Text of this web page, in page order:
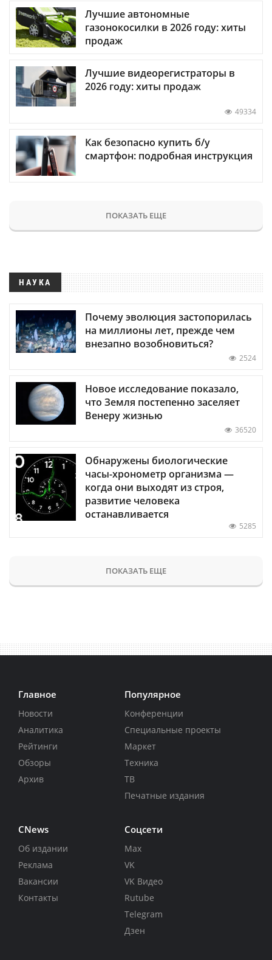
Лучшие автономные
газонокосилки в 2026 году: хиты
продаж
Лучшие видеорегистраторы в
2026 году: хиты продаж
49334
Как безопасно купить б/у
смартфон: подробная инструкция
ПОКАЗАТЬ ЕЩЕ
НАУКА
Почему эволюция застопорилась
на миллионы лет, прежде чем
внезапно возобновиться?
2524
Новое исследование показало,
что Земля постепенно заселяет
Венеру жизнью
36520
Обнаружены биологические
часы-хронометр организма —
когда они выходят из строя,
развитие человека
останавливается
5285
ПОКАЗАТЬ ЕЩЕ
Главное
Новости
Аналитика
Рейтинги
Обзоры
Архив
Популярное
Конференции
Специальные проекты
Маркет
Техника
ТВ
Печатные издания
CNews
Об издании
Реклама
Вакансии
Контакты
Соцсети
Max
VK
VK Видео
Rutube
Telegram
Дзен